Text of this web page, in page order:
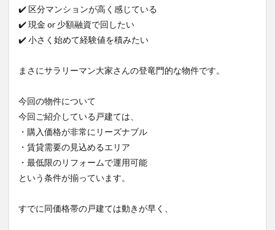
✔️ 区分マンションが高く感じている
✔️ 現金 or 少額融資で回したい
✔️ 小さく始めて経験値を積みたい
まさにサラリーマン大家さんの登竜門的な物件です。
今回の物件について
今回ご紹介している戸建ては、
・購入価格が非常にリーズナブル
・賃貸需要の見込めるエリア
・最低限のリフォームで運用可能
という条件が揃っています。
すでに同価格帯の戸建ては動きが早く、